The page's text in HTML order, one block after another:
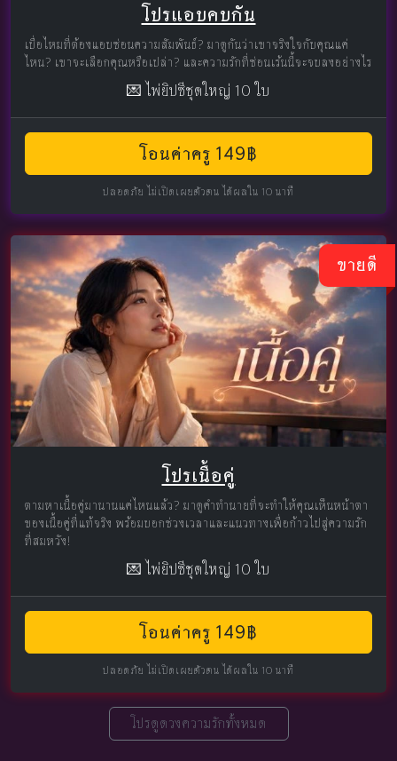
โปรแอบคบกัน
เบื่อไหมที่ต้องแอบซ่อนความสัมพันธ์? มาดูกันว่าเขาจริงใจกับคุณแค่
ไหน? เขาจะเลือกคุณหรือเปล่า? และความรักที่ซ่อนเร้นนี้จะจบลงอย่างไร
💌 ไพ่ยิปซีชุดใหญ่ 10 ใบ
โอนค่าครู 149฿
ปลอดภัย ไม่เปิดเผยตัวตน ได้ผลใน 10 นาที
ขายดี
โปรเนื้อคู่
ตามหาเนื้อคู่มานานแค่ไหนแล้ว? มาดูคำทำนายที่จะทำให้คุณเห็นหน้าตา
ของเนื้อคู่ที่แท้จริง พร้อมบอกช่วงเวลาและแนวทางเพื่อก้าวไปสู่ความรัก
ที่สมหวัง!
💌 ไพ่ยิปซีชุดใหญ่ 10 ใบ
โอนค่าครู 149฿
ปลอดภัย ไม่เปิดเผยตัวตน ได้ผลใน 10 นาที
โปรดูดวงความรักทั้งหมด